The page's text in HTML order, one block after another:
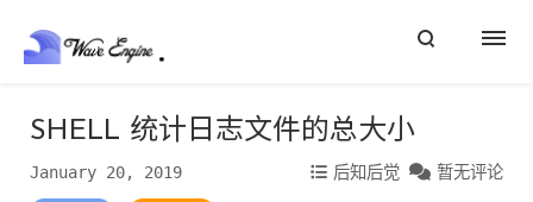
SHELL 统计日志文件的总大小
January 20, 2019 后知后觉 暂无评论